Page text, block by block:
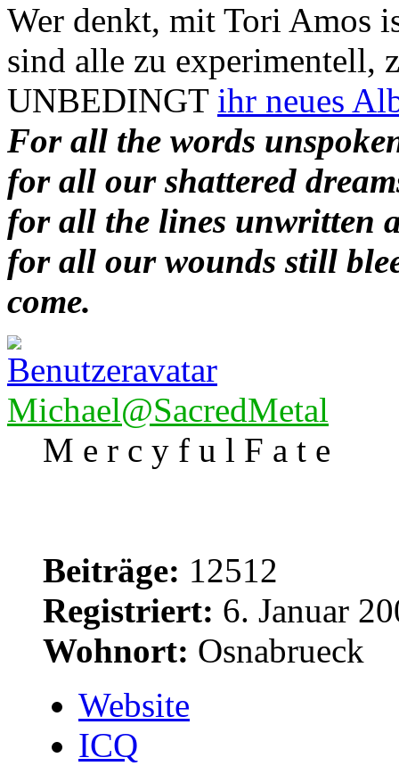
Wer denkt, mit Tori Amos
sind alle zu experimentell,
UNBEDINGT ihr neues
For all the words
for all our shattered
for all the lines unwritten
for all our wounds still
come.
Michael@SacredMetal
M e r c y f u l F a t e
Beiträge: 12512
Registriert: 6. Januar
Wohnort: Osnabrueck
Website
ICQ